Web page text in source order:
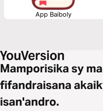
App Baiboly
Mamporisika sy
fifandraisana
isan'andro.